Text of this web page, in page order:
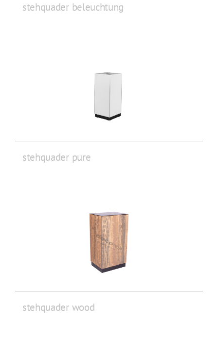
stehquader beleuchtung
stehquader pure
stehquader wood